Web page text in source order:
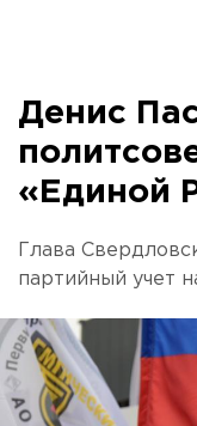
Денис
«Единой
Глава
партийный учет